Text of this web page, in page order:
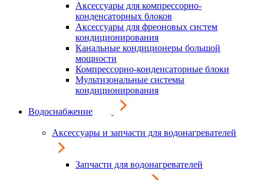
Аксессуары для компрессорно-
конденсаторных блоков
Аксессуары для фреоновых систем
кондиционирования
Канальные кондиционеры большой
мощности
Компрессорно-конденсаторные блоки
Мультизональные системы
кондиционирования
Водоснабжение
Аксессуары и запчасти для водонагревателей
Запчасти для водонагревателей